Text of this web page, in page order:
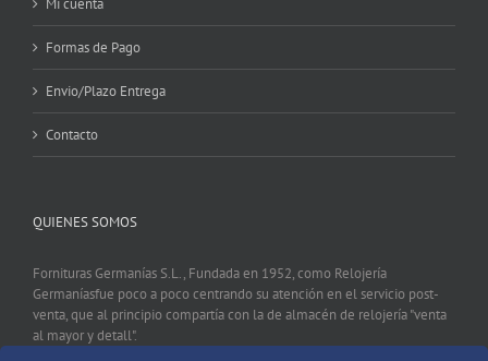
Formas de Pago
Envio/Plazo Entrega
Contacto
QUIENES SOMOS
Fornituras Germanías S.L., Fundada en 1952, como Relojería
Germaníasfue poco a poco centrando su atención en el servicio post-
venta, que al principio compartía con la de almacén de relojería "venta
al mayor y detall".